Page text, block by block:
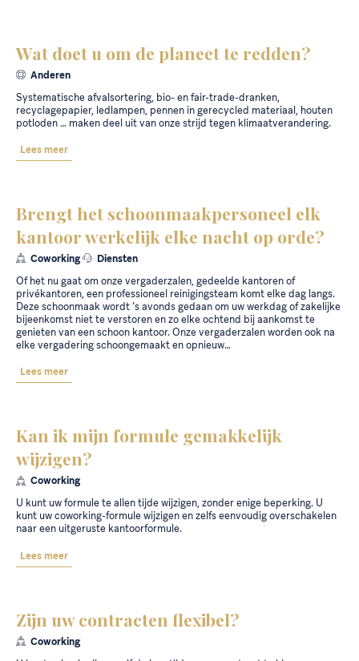
Wat doet u om de planeet te redden?
Anderen
Systematische afvalsortering, bio- en fair-trade-dranken,
recyclagepapier, ledlampen, pennen in gerecycled materiaal, houten
potloden … maken deel uit van onze strijd tegen klimaatverandering.
Lees meer
Brengt het schoonmaakpersoneel elk
kantoor werkelijk elke nacht op orde?
Coworking
Diensten
Of het nu gaat om onze vergaderzalen, gedeelde kantoren of
privékantoren, een professioneel reinigingsteam komt elke dag langs.
Deze schoonmaak wordt ’s avonds gedaan om uw werkdag of zakelijke
bijeenkomst niet te verstoren en zo elke ochtend bij aankomst te
genieten van een schoon kantoor. Onze vergaderzalen worden ook na
elke vergadering schoongemaakt en opnieuw…
Lees meer
Kan ik mijn formule gemakkelijk
wijzigen?
Coworking
U kunt uw formule te allen tijde wijzigen, zonder enige beperking. U
kunt uw coworking-formule wijzigen en zelfs eenvoudig overschakelen
naar een uitgeruste kantoorformule.
Lees meer
Zijn uw contracten flexibel?
Coworking